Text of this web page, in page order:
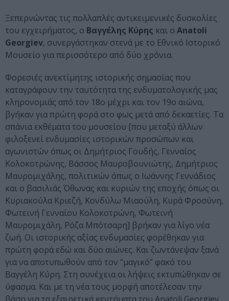
Ξεπερνώντας τις πολλαπλές αντικειμενικές δυσκολίες
του εγχειρήματος, ο Βαγγέλης Κύρης και ο Anatoli
Georgiev, συνεργάστηκαν στενά με το Εθνικό Ιστορικό
Μουσείο για περισσότερο από δύο χρόνια.
Φορεσιές ανεκτίμητης ιστορικής σημασίας που
καταγράφουν την ταυτότητα της ενδυματολογικής μας
κληρονομιάς από τον 18ο μέχρι και τον 19ο αιώνα,
βγήκαν για πρώτη φορά στο φως μετά από δεκαετίες. Τα
σπάνια εκθέματα του μουσείου [που μεταξύ άλλων
φιλοξενεί ενδυμασίες ιστορικών προσώπων και
αγωνιστών όπως οι Δημήτριος Γουδής, Γενναίος
Κολοκοτρώνης, Βάσσος Μαυροβουνιώτης, Δημήτριος
Μαυρομιχάλης, πολιτικών όπως ο Ιωάννης Γεννάδιος
και ο βασιλιάς Όθωνας και κυριών της εποχής όπως οι
Κυριακούλα Κριεζή, Κονδύλω Μιαούλη, Κυρά Φροσύνη,
Φωτεινή Γενναίου Κολοκοτρώνη, Φωτεινή
Μαυρομιχάλη, Ρόζα Μπότσαρη] βρήκαν για λίγο νέα
ζωή. Οι ιστορικής αξίας ενδυμασίες φορέθηκαν για
πρώτη φορά εδώ και δύο αιώνες. Και ζωντάνεψαν ξανά
για να αποτυπωθούν από τον “μαγικό” φακό του
Βαγγέλη Κύρη. Στη συνέχεια οι λήψεις εκτυπώθηκαν σε
ύφασμα. Και με τη νέα τους μορφή αποτέλεσαν την